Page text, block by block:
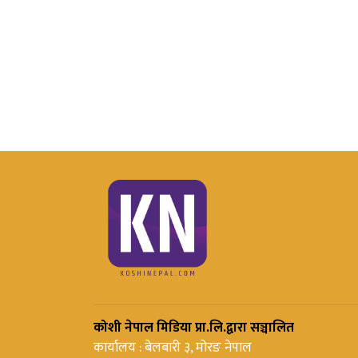
कोशी नेपाल मिडिया प्रा.लि.द्वारा सञ्चालित
कार्यालय : बेलबारी ३, मोरङ नेपाल